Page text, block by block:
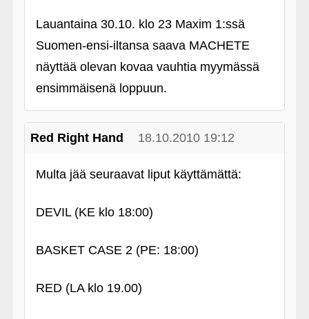
Lauantaina 30.10. klo 23 Maxim 1:ssä
Suomen-ensi-iltansa saava MACHETE
näyttää olevan kovaa vauhtia myymässä
ensimmäisenä loppuun.
Red Right Hand 18.10.2010 19:12
Multa jää seuraavat liput käyttämättä:
DEVIL (KE klo 18:00)
BASKET CASE 2 (PE: 18:00)
RED (LA klo 19.00)